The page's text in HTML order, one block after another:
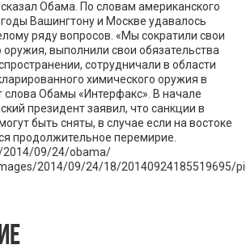
Обама. По словам американского
Вашингтону и Москве удавалось
ряду вопросов. «Мы сократили свои
выполнили свои обязательства
сотрудничали в области
химического оружия в
слова Обамы «Интерфакс». В начале
президент заявил, что санкции в
быть сняты, в случае если на востоке
продолжительное перемирие.
2014/09/24/obama/
2014/09/24/18/20140924185519695/